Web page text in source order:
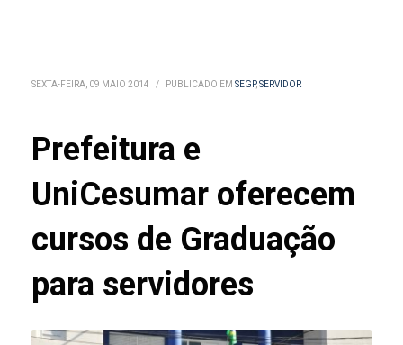
SEXTA-FEIRA, 09 MAIO 2014 / PUBLICADO EM SEGP,SERVIDOR
Prefeitura e
UniCesumar oferecem
cursos de Graduação
para servidores